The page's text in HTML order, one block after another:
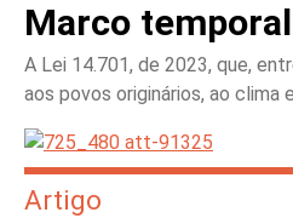
Marco
A Lei 14.701, de 2023, que,
aos povos originários, ao clima
Artigo